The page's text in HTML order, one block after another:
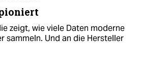
zeigt, wie viele Daten moderne
sammeln. Und an die Hersteller